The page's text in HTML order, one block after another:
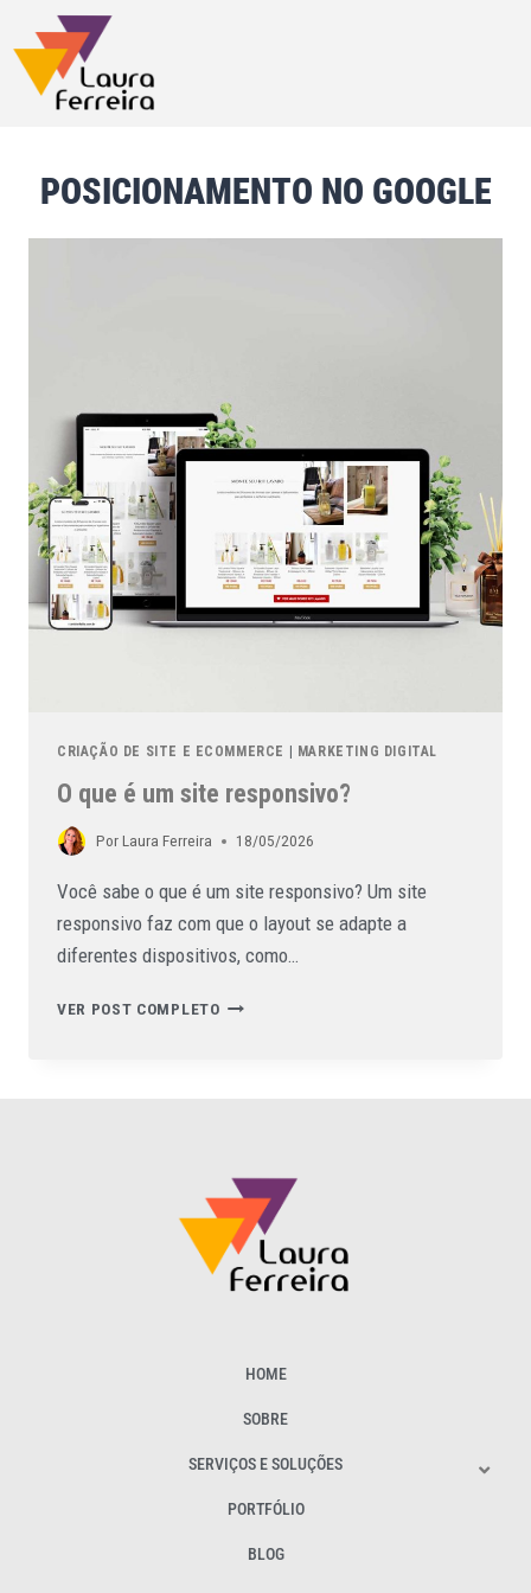
POSICIONAMENTO NO GOOGLE
CRIAÇÃO DE SITE E ECOMMERCE | MARKETING DIGITAL
O que é um site responsivo?
PorLaura Ferreira 18/05/2026
Você sabe o que é um site responsivo? Um site
responsivo faz com que o layout se adapte a
diferentes dispositivos, como…
VER POST COMPLETO
HOME
SOBRE
SERVIÇOS E SOLUÇÕES
PORTFÓLIO
BLOG